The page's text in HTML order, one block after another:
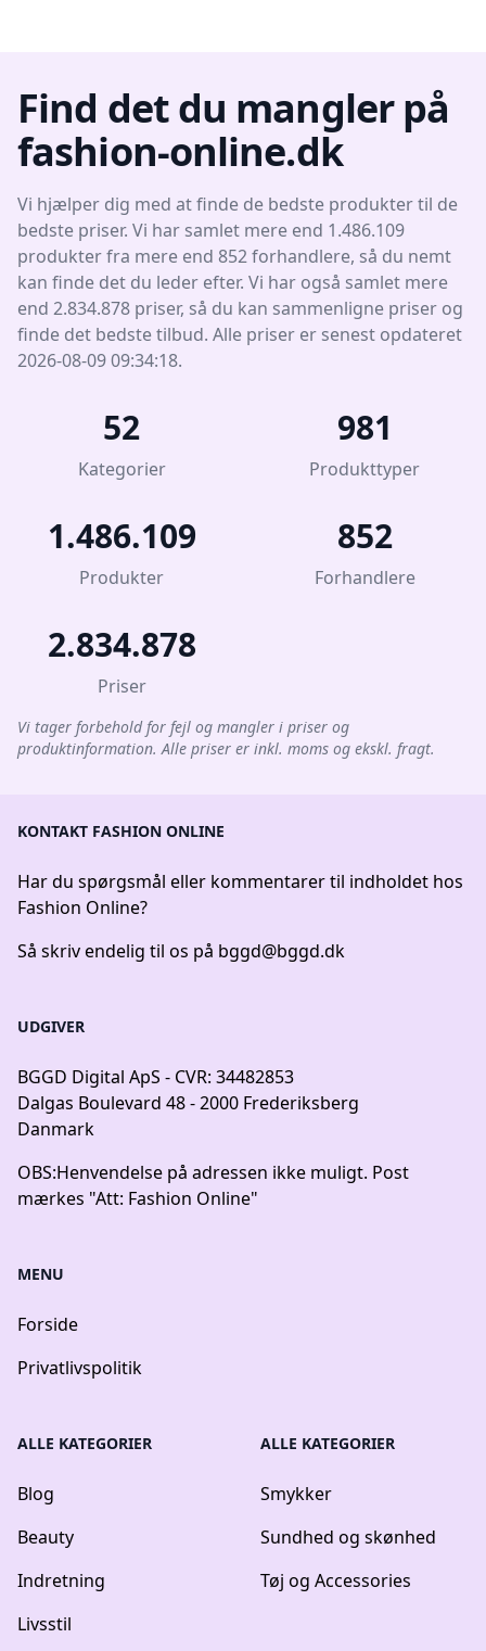
Find det du mangler på
fashion-online.dk
Vi hjælper dig med at finde de bedste produkter til de
bedste priser. Vi har samlet mere end 1.486.109
produkter fra mere end 852 forhandlere, så du nemt
kan finde det du leder efter. Vi har også samlet mere
end 2.834.878 priser, så du kan sammenligne priser og
finde det bedste tilbud. Alle priser er senest opdateret
2026-08-09 09:34:18.
52
Kategorier
981
Produkttyper
1.486.109
Produkter
852
Forhandlere
2.834.878
Priser
Vi tager forbehold for fejl og mangler i priser og
produktinformation. Alle priser er inkl. moms og ekskl. fragt.
KONTAKT FASHION ONLINE
Har du spørgsmål eller kommentarer til indholdet hos
Fashion Online?
Så skriv endelig til os på bggd@bggd.dk
UDGIVER
BGGD Digital ApS - CVR: 34482853
Dalgas Boulevard 48 - 2000 Frederiksberg
Danmark
OBS:Henvendelse på adressen ikke muligt. Post
mærkes "Att: Fashion Online"
MENU
Forside
Privatlivspolitik
ALLE KATEGORIER
Blog
Beauty
Indretning
Livsstil
ALLE KATEGORIER
Smykker
Sundhed og skønhed
Tøj og Accessories